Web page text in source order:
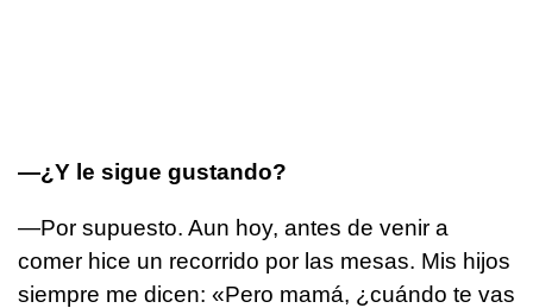
—¿Y le sigue gustando?
—Por supuesto. Aun hoy, antes de venir a
comer hice un recorrido por las mesas. Mis hijos
siempre me dicen: «Pero mamá, ¿cuándo te vas